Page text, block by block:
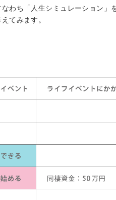
わち「人生シミュレーション」
てみます。